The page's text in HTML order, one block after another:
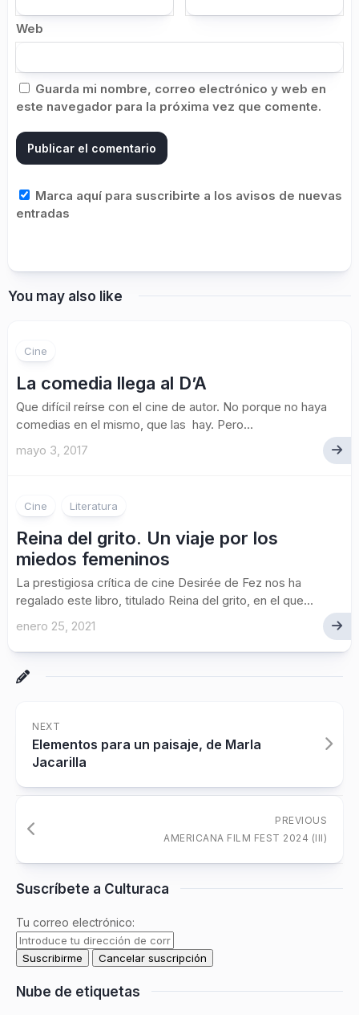
Web
Guarda mi nombre, correo electrónico y web en
este navegador para la próxima vez que comente.
Marca aquí para suscribirte a los avisos de nuevas
entradas
You may also like
Cine
La comedia llega al D’A
Que difícil reírse con el cine de autor. No porque no haya
comedias en el mismo, que las hay. Pero...
mayo 3, 2017
Cine Literatura
Reina del grito. Un viaje por los
miedos femeninos
La prestigiosa crítica de cine Desirée de Fez nos ha
regalado este libro, titulado Reina del grito, en el que...
enero 25, 2021
NEXT
Elementos para un paisaje, de Marla
Jacarilla
PREVIOUS
AMERICANA FILM FEST 2024 (III)
Suscríbete a Culturaca
Tu correo electrónico:
Nube de etiquetas